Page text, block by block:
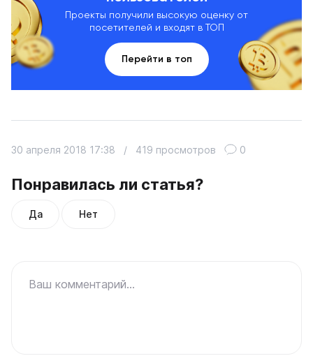
Проекты получили высокую оценку от
посетителей и входят в ТОП
Перейти в топ
Понравилась ли статья?
Да Нет
30 апреля 2018 17:38 / 419 просмотров 0
Ваш комментарий...